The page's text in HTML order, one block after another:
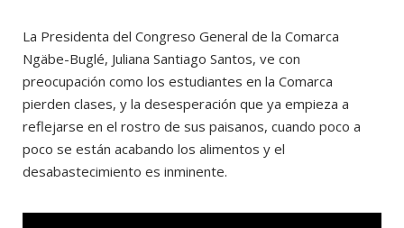
La Presidenta del Congreso General de la Comarca
Ngäbe-Buglé, Juliana Santiago Santos, ve con
preocupación como los estudiantes en la Comarca
pierden clases, y la desesperación que ya empieza a
reflejarse en el rostro de sus paisanos, cuando poco a
poco se están acabando los alimentos y el
desabastecimiento es inminente.